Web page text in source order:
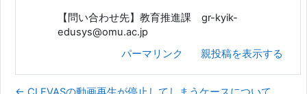
【問い合わせ先】教育推進課 gr-kyik-
edusys@omu.ac.jp
パーマリンク
親投稿を表示する